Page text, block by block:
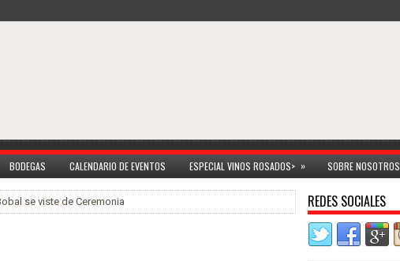
BODEGAS CALENDARIO DE EVENTOS ESPECIAL VINOS ROSADOS> » SOBRE NOSOTROS
se viste de Ceremonia REDES SOCIALES